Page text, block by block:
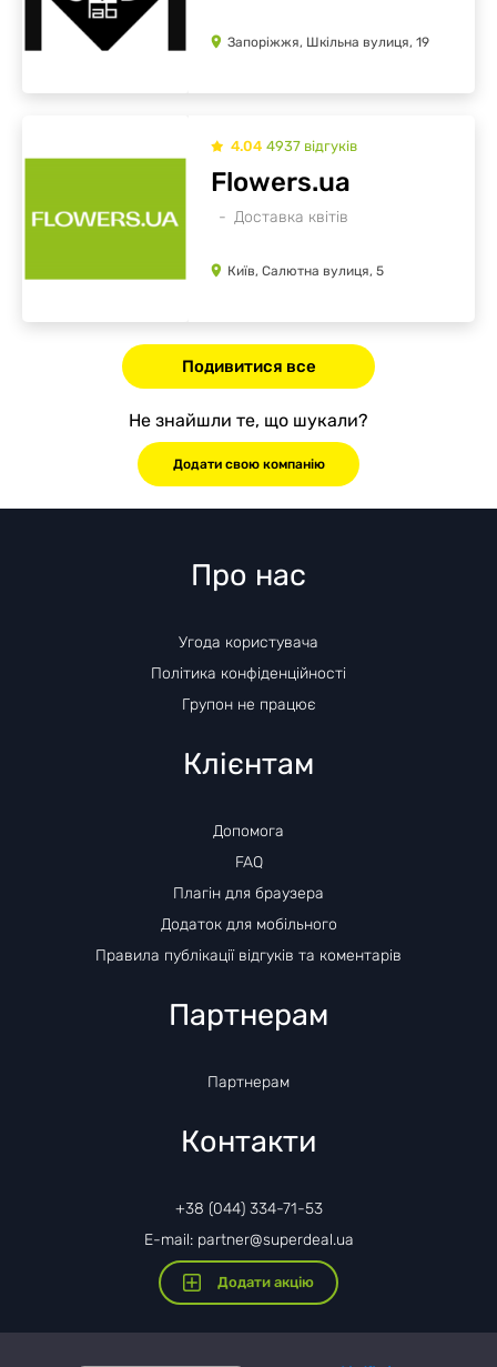
Запоріжжя, Шкільна вулиця, 19
4.04 4937 відгуків
Доставка квітів
Flowers.ua
Київ, Салютна вулиця, 5
Подивитися все
Не знайшли те, що шукали?
Додати свою компанію
Про нас
Угода користувача
Політика конфіденційності
Групон не працює
Клієнтам
Допомога
FAQ
Плагін для браузера
Додаток для мобільного
Правила публікації відгуків та коментарів
Партнерам
Партнерам
Контакти
+38 (044) 334-71-53
E-mail: partner@superdeal.ua
Додати акцію